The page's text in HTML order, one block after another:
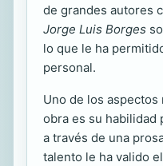
de grandes autores
Jorge Luis Borges
lo que le ha
personal.
Uno de los aspectos
obra es su habilidad
a través de una
talento le ha valido